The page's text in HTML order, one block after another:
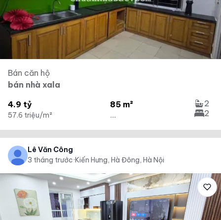
Bán căn hộ
bán nhà xala
4.9 tỷ
57.6 triệu/m²
85 m²
...
2
2
Lê Văn Công
3 tháng trước·Kiến Hưng, Hà Đông, Hà Nội